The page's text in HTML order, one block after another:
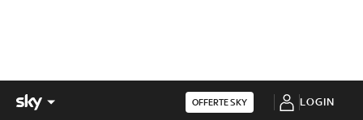
OFFERTE SKY LOGIN